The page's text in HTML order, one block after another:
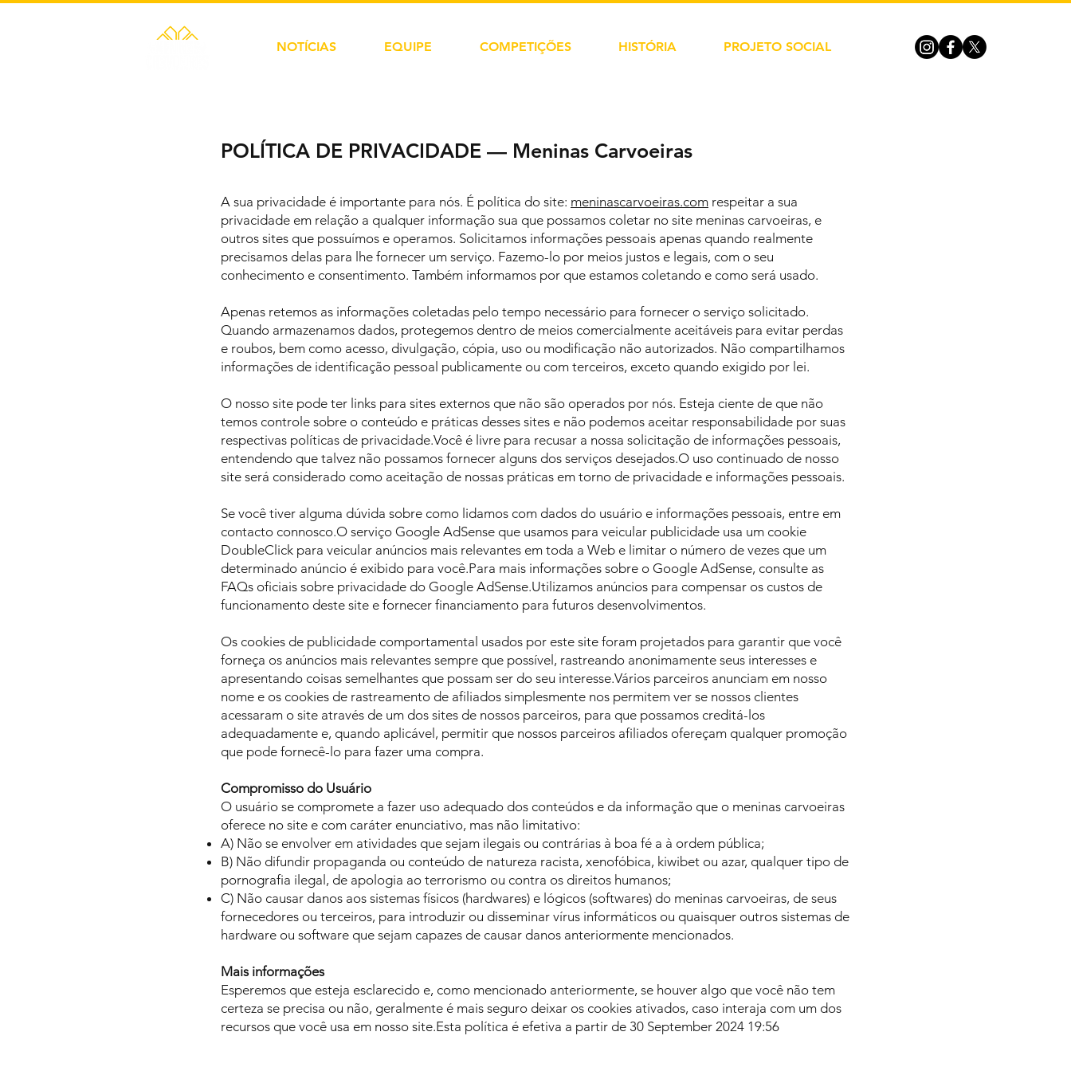
NOTÍCIAS EQUIPE COMPETIÇÕES HISTÓRIA PROJETO SOCIAL
POLÍTICA DE PRIVACIDADE — Meninas Carvoeiras
A sua privacidade é importante para nós. É política do site: meninascarvoeiras.com respeitar a sua
privacidade em relação a qualquer informação sua que possamos coletar no site meninas carvoeiras, e
outros sites que possuímos e operamos. Solicitamos informações pessoais apenas quando realmente
precisamos delas para lhe fornecer um serviço. Fazemo-lo por meios justos e legais, com o seu
conhecimento e consentimento. Também informamos por que estamos coletando e como será usado.
Apenas retemos as informações coletadas pelo tempo necessário para fornecer o serviço solicitado.
Quando armazenamos dados, protegemos dentro de meios comercialmente aceitáveis ​​para evitar perdas
e roubos, bem como acesso, divulgação, cópia, uso ou modificação não autorizados. Não compartilhamos
informações de identificação pessoal publicamente ou com terceiros, exceto quando exigido por lei.
O nosso site pode ter links para sites externos que não são operados por nós. Esteja ciente de que não
temos controle sobre o conteúdo e práticas desses sites e não podemos aceitar responsabilidade por suas
respectivas políticas de privacidade.Você é livre para recusar a nossa solicitação de informações pessoais,
entendendo que talvez não possamos fornecer alguns dos serviços desejados.O uso continuado de nosso
site será considerado como aceitação de nossas práticas em torno de privacidade e informações pessoais.
Se você tiver alguma dúvida sobre como lidamos com dados do usuário e informações pessoais, entre em
contacto connosco.O serviço Google AdSense que usamos para veicular publicidade usa um cookie
DoubleClick para veicular anúncios mais relevantes em toda a Web e limitar o número de vezes que um
determinado anúncio é exibido para você.Para mais informações sobre o Google AdSense, consulte as
FAQs oficiais sobre privacidade do Google AdSense.Utilizamos anúncios para compensar os custos de
funcionamento deste site e fornecer financiamento para futuros desenvolvimentos.
Os cookies de publicidade comportamental usados ​​por este site foram projetados para garantir que você
forneça os anúncios mais relevantes sempre que possível, rastreando anonimamente seus interesses e
apresentando coisas semelhantes que possam ser do seu interesse.Vários parceiros anunciam em nosso
nome e os cookies de rastreamento de afiliados simplesmente nos permitem ver se nossos clientes
acessaram o site através de um dos sites de nossos parceiros, para que possamos creditá-los
adequadamente e, quando aplicável, permitir que nossos parceiros afiliados ofereçam qualquer promoção
que pode fornecê-lo para fazer uma compra.
Compromisso do Usuário
O usuário se compromete a fazer uso adequado dos conteúdos e da informação que o meninas carvoeiras
oferece no site e com caráter enunciativo, mas não limitativo:
A) Não se envolver em atividades que sejam ilegais ou contrárias à boa fé a à ordem pública;
B) Não difundir propaganda ou conteúdo de natureza racista, xenofóbica, kiwibet ou azar, qualquer tipo de
pornografia ilegal, de apologia ao terrorismo ou contra os direitos humanos;
C) Não causar danos aos sistemas físicos (hardwares) e lógicos (softwares) do meninas carvoeiras, de seus
fornecedores ou terceiros, para introduzir ou disseminar vírus informáticos ou quaisquer outros sistemas de
hardware ou software que sejam capazes de causar danos anteriormente mencionados.
Mais informações
Esperemos que esteja esclarecido e, como mencionado anteriormente, se houver algo que você não tem
certeza se precisa ou não, geralmente é mais seguro deixar os cookies ativados, caso interaja com um dos
recursos que você usa em nosso site.Esta política é efetiva a partir de 30 September 2024 19:56